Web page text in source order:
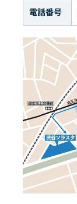
電話番号